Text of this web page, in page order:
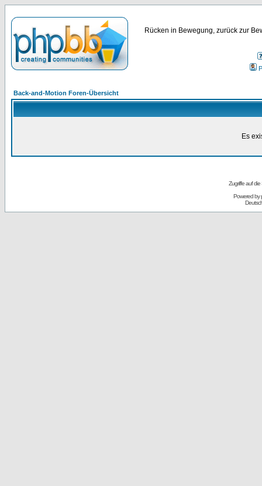
Rücken in Bewegung, zurück zur
Back-and-Motion Foren-Übersicht
Es
Zugriffe auf
Powered by